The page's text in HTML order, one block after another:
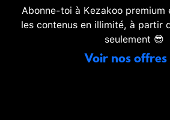
Abonne-toi à Kezakoo
les contenus en illimité, à partir
seulement 😎
Voir nos offres